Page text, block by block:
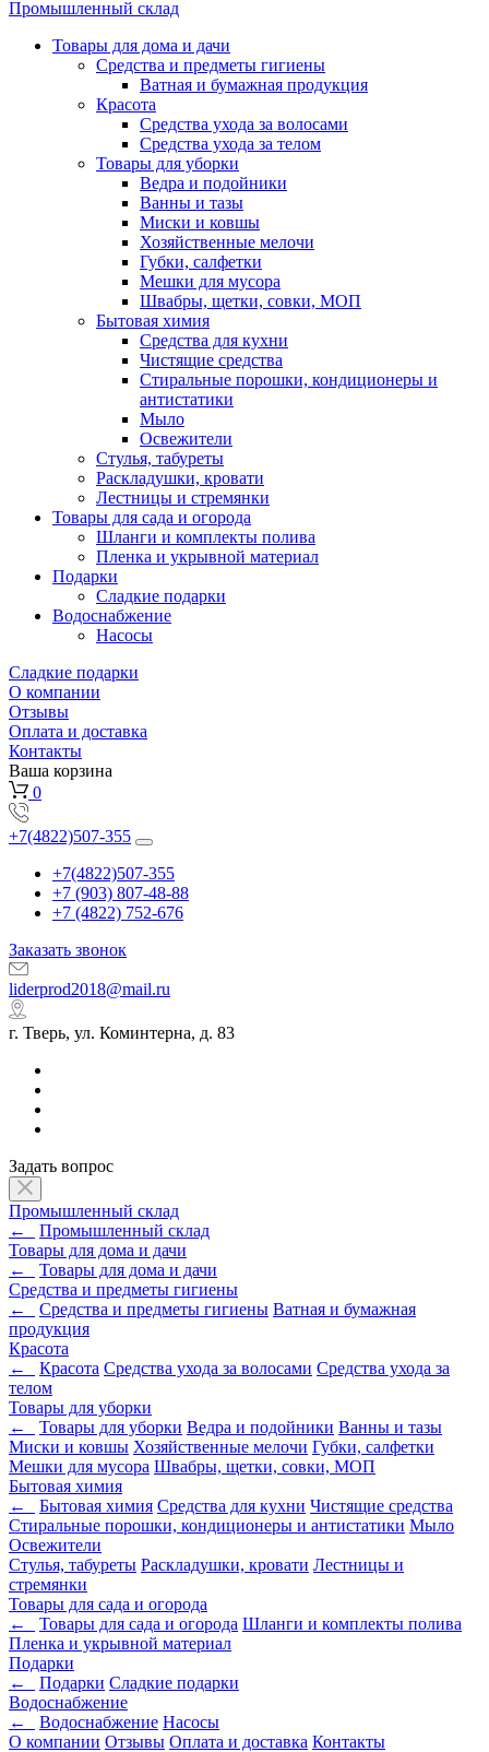
Промышленный склад
Товары для дома и дачи
Средства и предметы гигиены
Ватная и бумажная продукция
Красота
Средства ухода за волосами
Средства ухода за телом
Товары для уборки
Ведра и подойники
Ванны и тазы
Миски и ковшы
Хозяйственные мелочи
Губки, салфетки
Мешки для мусора
Швабры, щетки, совки, МОП
Бытовая химия
Средства для кухни
Чистящие средства
Стиральные порошки, кондиционеры и
антистатики
Мыло
Освежители
Стулья, табуреты
Раскладушки, кровати
Лестницы и стремянки
Товары для сада и огорода
Шланги и комплекты полива
Пленка и укрывной материал
Подарки
Cладкие подарки
Водоснабжение
Насосы
Сладкие подарки
О компании
Отзывы
Оплата и доставка
Контакты
Ваша корзина
0
+7(4822)507-355
+7(4822)507-355
+7 (903) 807-48-88
+7 (4822) 752-676
Заказать звонок
liderprod2018@mail.ru
г. Тверь, ул. Коминтерна, д. 83
Задать вопрос
Промышленный склад
←
Промышленный склад
Товары для дома и дачи
←
Товары для дома и дачи
Средства и предметы гигиены
←
Средства и предметы гигиены Ватная и бумажная
продукция
Красота
←
Красота Средства ухода за волосами Средства ухода за
телом
Товары для уборки
←
Товары для уборки Ведра и подойники Ванны и тазы
Миски и ковшы Хозяйственные мелочи Губки, салфетки
Мешки для мусора Швабры, щетки, совки, МОП
Бытовая химия
←
Бытовая химия Средства для кухни Чистящие средства
Стиральные порошки, кондиционеры и антистатики Мыло
Освежители
Стулья, табуреты Раскладушки, кровати Лестницы и
стремянки
Товары для сада и огорода
←
Товары для сада и огорода Шланги и комплекты полива
Пленка и укрывной материал
Подарки
←
Подарки Cладкие подарки
Водоснабжение
←
Водоснабжение Насосы
О компании Отзывы Оплата и доставка Контакты